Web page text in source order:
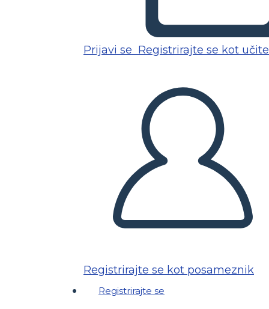
Prijavi se Registrirajte se kot
Registrirajte se kot posameznik
Registrirajte se